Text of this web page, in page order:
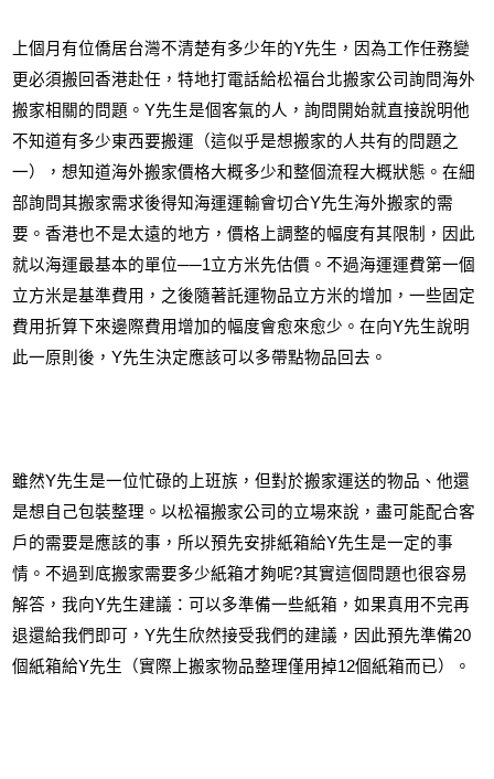
上個月有位僑居台灣不清楚有多少年的Y先生，因為工作任務變
更必須搬回香港赴任，特地打電話給松福台北搬家公司詢問海外
搬家相關的問題。Y先生是個客氣的人，詢問開始就直接說明他
不知道有多少東西要搬運（這似乎是想搬家的人共有的問題之
一），想知道海外搬家價格大概多少和整個流程大概狀態。在細
部詢問其搬家需求後得知海運運輸會切合Y先生海外搬家的需
要。香港也不是太遠的地方，價格上調整的幅度有其限制，因此
就以海運最基本的單位──1立方米先估價。不過海運運費第一個
立方米是基準費用，之後隨著託運物品立方米的增加，一些固定
費用折算下來邊際費用增加的幅度會愈來愈少。在向Y先生說明
此一原則後，Y先生決定應該可以多帶點物品回去。
雖然Y先生是一位忙碌的上班族，但對於搬家運送的物品、他還
是想自己包裝整理。以松福搬家公司的立場來說，盡可能配合客
戶的需要是應該的事，所以預先安排紙箱給Y先生是一定的事
情。不過到底搬家需要多少紙箱才夠呢?其實這個問題也很容易
解答，我向Y先生建議：可以多準備一些紙箱，如果真用不完再
退還給我們即可，Y先生欣然接受我們的建議，因此預先準備20
個紙箱給Y先生（實際上搬家物品整理僅用掉12個紙箱而已）。